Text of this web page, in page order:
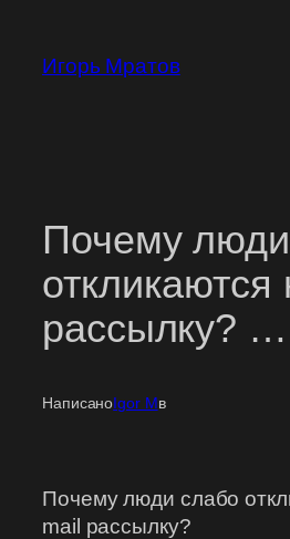
содержимому
Игорь Мратов
Почему
откликаются
рассылку? …
НаписаноIgor Mв
Почему люди слабо
mail рассылку?